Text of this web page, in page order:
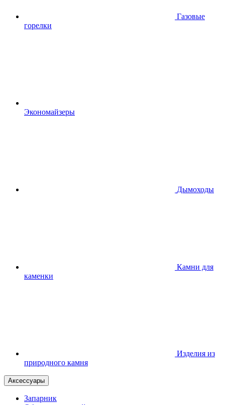
Газовые
горелки
Экономайзеры
Дымоходы
Камни для
каменки
Изделия из
природного камня
Аксессуары
Запарник